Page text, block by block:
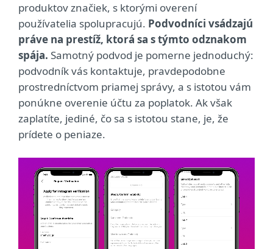
produktov značiek, s ktorými overení
používatelia spolupracujú. Podvodníci vsádzajú
práve na prestíž, ktorá sa s týmto odznakom
spája. Samotný podvod je pomerne jednoduchý:
podvodník vás kontaktuje, pravdepodobne
prostredníctvom priamej správy, a s istotou vám
ponúkne overenie účtu za poplatok. Ak však
zaplatíte, jediné, čo sa s istotou stane, je, že
prídete o peniaze.